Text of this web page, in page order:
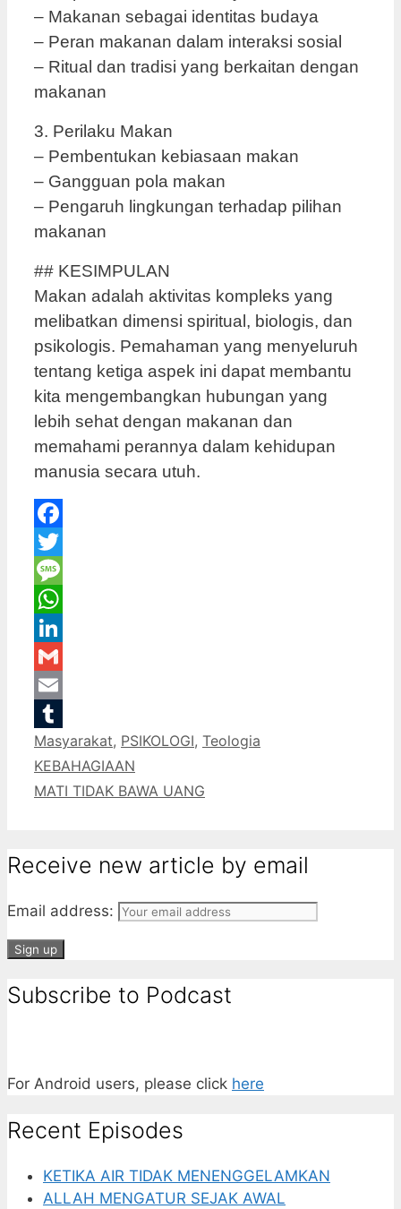
– Makanan sebagai identitas budaya
– Peran makanan dalam interaksi sosial
– Ritual dan tradisi yang berkaitan dengan
makanan
3. Perilaku Makan
– Pembentukan kebiasaan makan
– Gangguan pola makan
– Pengaruh lingkungan terhadap pilihan
makanan
## KESIMPULAN
Makan adalah aktivitas kompleks yang
melibatkan dimensi spiritual, biologis, dan
psikologis. Pemahaman yang menyeluruh
tentang ketiga aspek ini dapat membantu
kita mengembangkan hubungan yang
lebih sehat dengan makanan dan
memahami perannya dalam kehidupan
manusia secara utuh.
Facebook
Twitter
Message
WhatsApp
LinkedIn
Gmail
Email
Tumblr
Categories
Masyarakat, PSIKOLOGI, Teologia
KEBAHAGIAAN
MATI TIDAK BAWA UANG
Receive new article by email
Email address:
Subscribe to Podcast
For Android users, please click here
Recent Episodes
KETIKA AIR TIDAK MENENGGELAMKAN
ALLAH MENGATUR SEJAK AWAL